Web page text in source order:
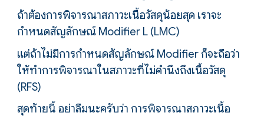
ถ้าต้องการพิจารณาสภาวะเนื้อวัสดุน้อยสุด เราจะ
กำหนดสัญลักษณ์ Modifier L (LMC)
แต่ถ้าไม่มีการกำหนดสัญลักษณ์ Modifierก็จะถือว่า
ให้ทำการพิจารณาในสภาวะที่ไม่คำนึงถึงเนื้อวัสดุ
(RFS)
สุดท้ายนี้ อย่าลืมนะครับว่า การพิจารณาสภาวะเนื้อ